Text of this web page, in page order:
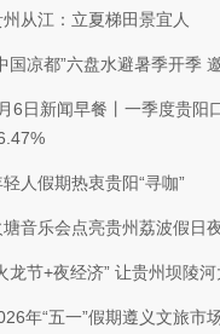
州从江：立夏梯田景宜人
国凉都”六盘水避暑季开季
6日新闻早餐丨一季度贵阳
轻人假期热衷贵阳“寻咖”
塘音乐会点亮贵州荔波假日
龙节+夜经济” 让贵州坝陵
年“五一”假期遵义文旅市